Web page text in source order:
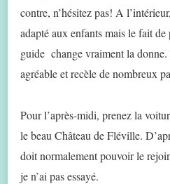
contre, n’hésitez pas! A
adapté aux enfants mais le fait
guide change vraiment la donne.
agréable et recèle de nombreux
Pour l’après-midi, prenez la
le beau Château de Fléville.
doit normalement pouvoir le
je n’ai pas essayé.